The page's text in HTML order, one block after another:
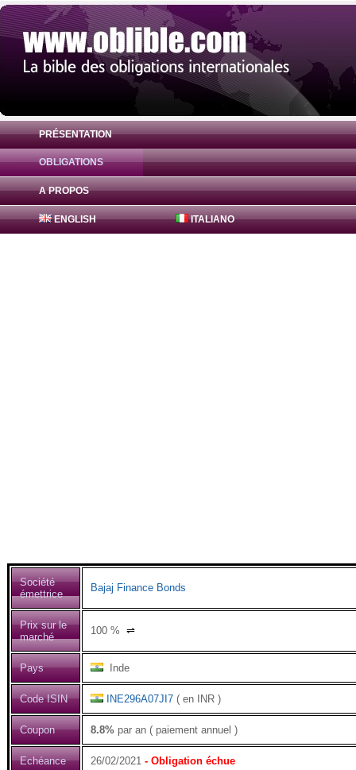
PRÉSENTATION
OBLIGATIONS
A PROPOS
ENGLISH ITALIANO
Obligation Bajaj Finance Bonds 8.8% (
Société
émettrice
Bajaj Finance Bonds
Prix sur le
marché
100 % ⇌
Pays Inde
Code ISIN INE296A07JI7 ( en INR )
Coupon 8.8% par an ( paiement annuel )
Echéance 26/02/2021 - Obligation échue